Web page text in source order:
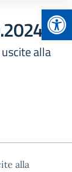
alla
alla